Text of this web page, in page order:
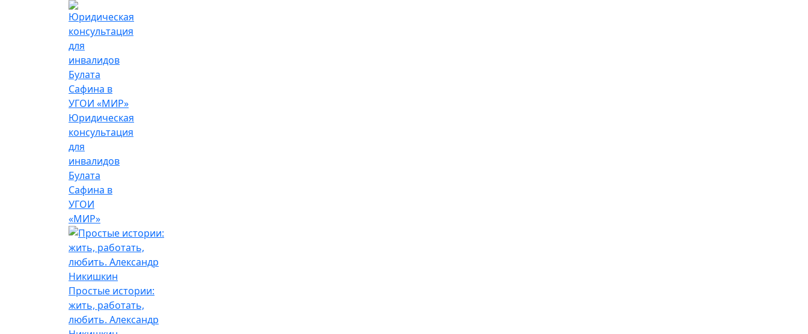
Юридическая
консультация
для
инвалидов
Булата
Сафина в
УГОИ
«МИР»
Простые истории:
жить, работать,
любить. Александр